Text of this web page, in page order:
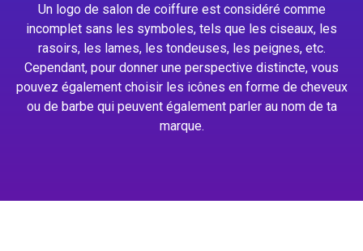
Un logo de salon de coiffure est considéré comme
incomplet sans les symboles, tels que les ciseaux, les
rasoirs, les lames, les tondeuses, les peignes, etc.
Cependant, pour donner une perspective distincte, vous
pouvez également choisir les icônes en forme de cheveux
ou de barbe qui peuvent également parler au nom de ta
marque.